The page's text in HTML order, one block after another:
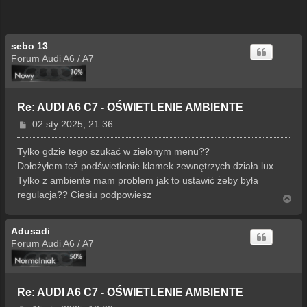
sebo 13
Forum Audi A6 / A7
Re: AUDI A6 C7 - OŚWIETLENIE AMBIENTE
P
o
s
t
02 sty 2025, 21:36
Tylko gdzie tego szukać w zielonym menu??
Dołożyłem też podświetlenie klamek zewnętrzych działa lux.
Tylko z ambiente mam problem jak to ustawić żeby była
regulacja?? Ciesiu podpowiesz
g
Adusadi
Forum Audi A6 / A7
Re: AUDI A6 C7 - OŚWIETLENIE AMBIENTE